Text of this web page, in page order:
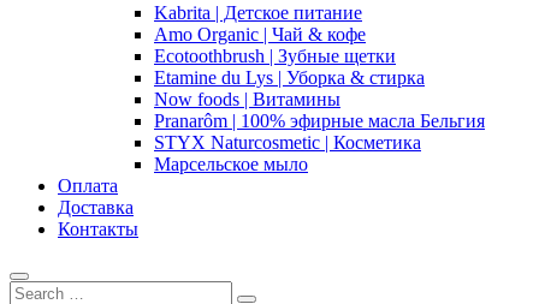
Kabrita | Детское питание
Amo Organic | Чай & кофе
Ecotoothbrush | Зубные щетки
Etamine du Lys | Уборка & стирка
Now foods | Витамины
Pranarôm | 100% эфирные масла Бельгия
STYX Naturcosmetic | Косметика
Марсельское мыло
Оплата
Доставка
Контакты